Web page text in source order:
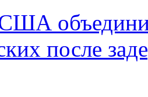
после